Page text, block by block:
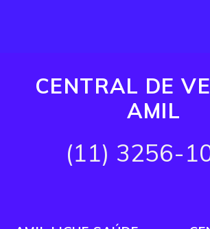
CENTRAL DE
AMIL
(11) 3256-